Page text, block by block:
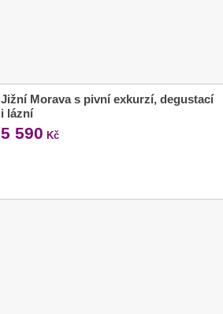
Jižní Morava s pivní exkurzí, degustací
i lázní
5 590 Kč